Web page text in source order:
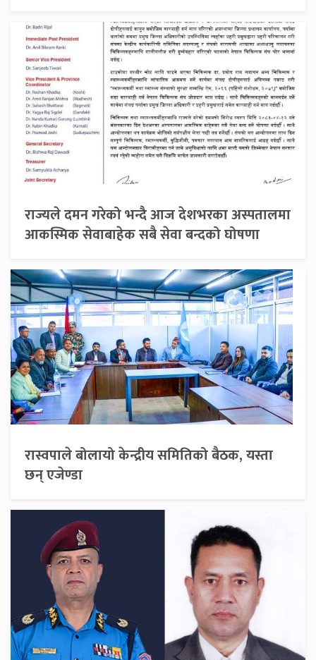
राज्यले दमन गरेको भन्दै आज देशभरका अस्पतालमा
आकस्मिक सेवाबाहेक सबै सेवा बन्दको घोषणा
रास्वपाले बोलायो केन्द्रीय समितिको बैठक, यस्ता
छन् एजेण्डा